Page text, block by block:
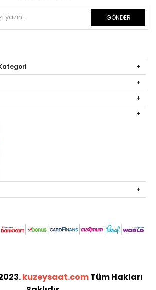
GÖNDER
kuzeysaat.comTüm Hakları